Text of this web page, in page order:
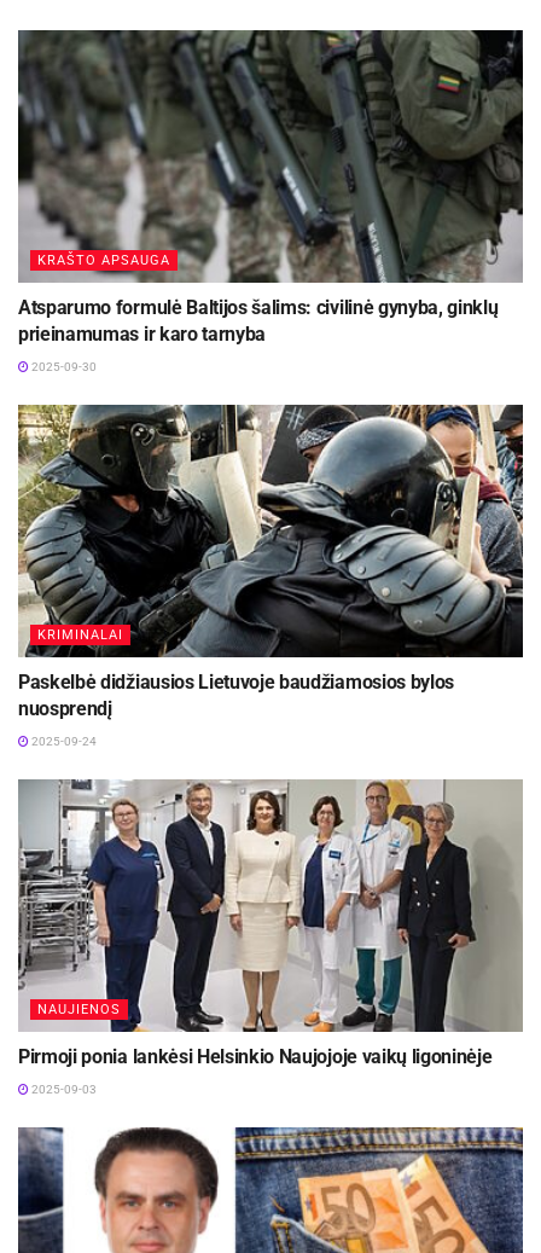
KRAŠTO APSAUGA
Atsparumo formulė Baltijos šalims: civilinė gynyba, ginklų
prieinamumas ir karo tarnyba
2025-09-30
KRIMINALAI
Paskelbė didžiausios Lietuvoje baudžiamosios bylos
nuosprendį
2025-09-24
NAUJIENOS
Pirmoji ponia lankėsi Helsinkio Naujojoje vaikų ligoninėje
2025-09-03